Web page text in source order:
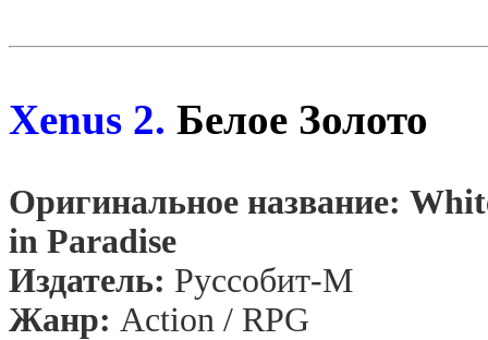
Xenus 2. Белое Золото
Оригинальное название:
in Paradise
Издатель: Руссобит-М
Жанр: Action / RPG